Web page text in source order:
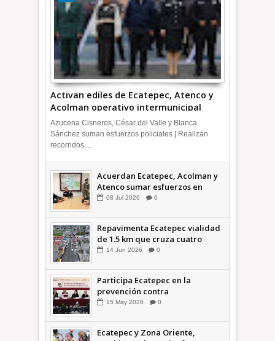
Activan ediles de Ecatepec, Atenco y
Acolman operativo intermunicipal
Azucena Cisneros, César del Valle y Blanca
Sánchez suman esfuerzos policiales | Realizan
recorridos ...
Acuerdan Ecatepec, Acolman y
Atenco sumar esfuerzos en
seguridad
08 Jul 2026 0
Repavimenta Ecatepec vialidad
de 1.5 km que cruza cuatro
comunidades +Video
14 Jun 2026 0
Participa Ecatepec en la
prevención contra
inundaciones en el Valle de
15 May 2026 0
Ecatepec y Zona Oriente,